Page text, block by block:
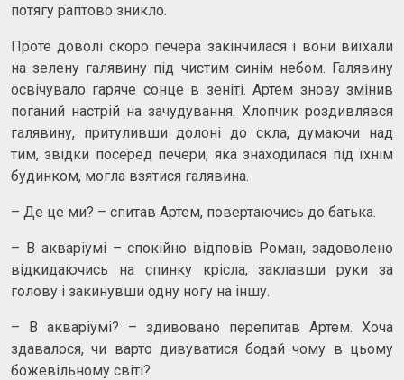
потягу раптово зникло.
Проте доволі скоро печера закінчилася і вони виїхали
на зелену галявину під чистим синім небом. Галявину
освічувало гаряче сонце в зеніті. Артем знову змінив
поганий настрій на зачудування. Хлопчик роздивлявся
галявину, притуливши долоні до скла, думаючи над
тим, звідки посеред печери, яка знаходилася під їхнім
будинком, могла взятися галявина.
– Де це ми? – спитав Артем, повертаючись до батька.
– В акваріумі – спокійно відповів Роман, задоволено
відкидаючись на спинку крісла, заклавши руки за
голову і закинувши одну ногу на іншу.
– В акваріумі? – здивовано перепитав Артем. Хоча
здавалося, чи варто дивуватися бодай чому в цьому
божевільному світі?